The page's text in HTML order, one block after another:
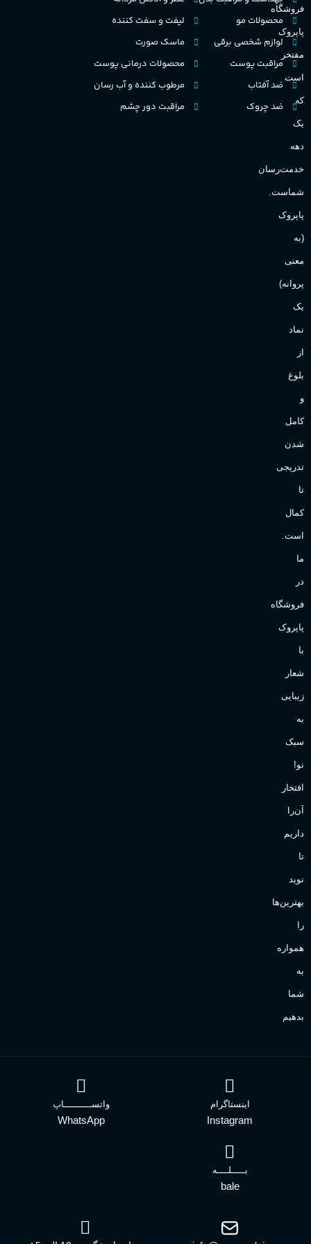
غلظت
اکسترکت دو پرفیوم
گروه بویایی میوه ای
مناسب برای
آقایان
فروشگاه
پاپروک
مفتخر
است
که
یک
دهه
خدمت‌رسان
شماست.
پاپروک
(به
معنی
پروانه)
یک
نماد
از
بلوغ
و
کامل
شدن
تدریجی
تا
کمال
است.
ما
در
فروشگاه
پاپروک
با
شعار
زیبایی
به
سبک
نو!
افتخار
آن‌را
داریم
تا
نوید
بهترین‌ها
را
همواره
به
شما
بدهیم
محصولات مو
لوازم شخصی برقی
مراقبت پوست
ضد آفتاب
ضد چروک
لیفت و سفت کننده
ماسک صورت
محصولات درمانی پوست
مرطوب کننده و آب رسان
مراقبت دور چشم
اینستاگرام
Instagram
واتســــــــــاپ
WhatsApp
بـــــلــــه
bale